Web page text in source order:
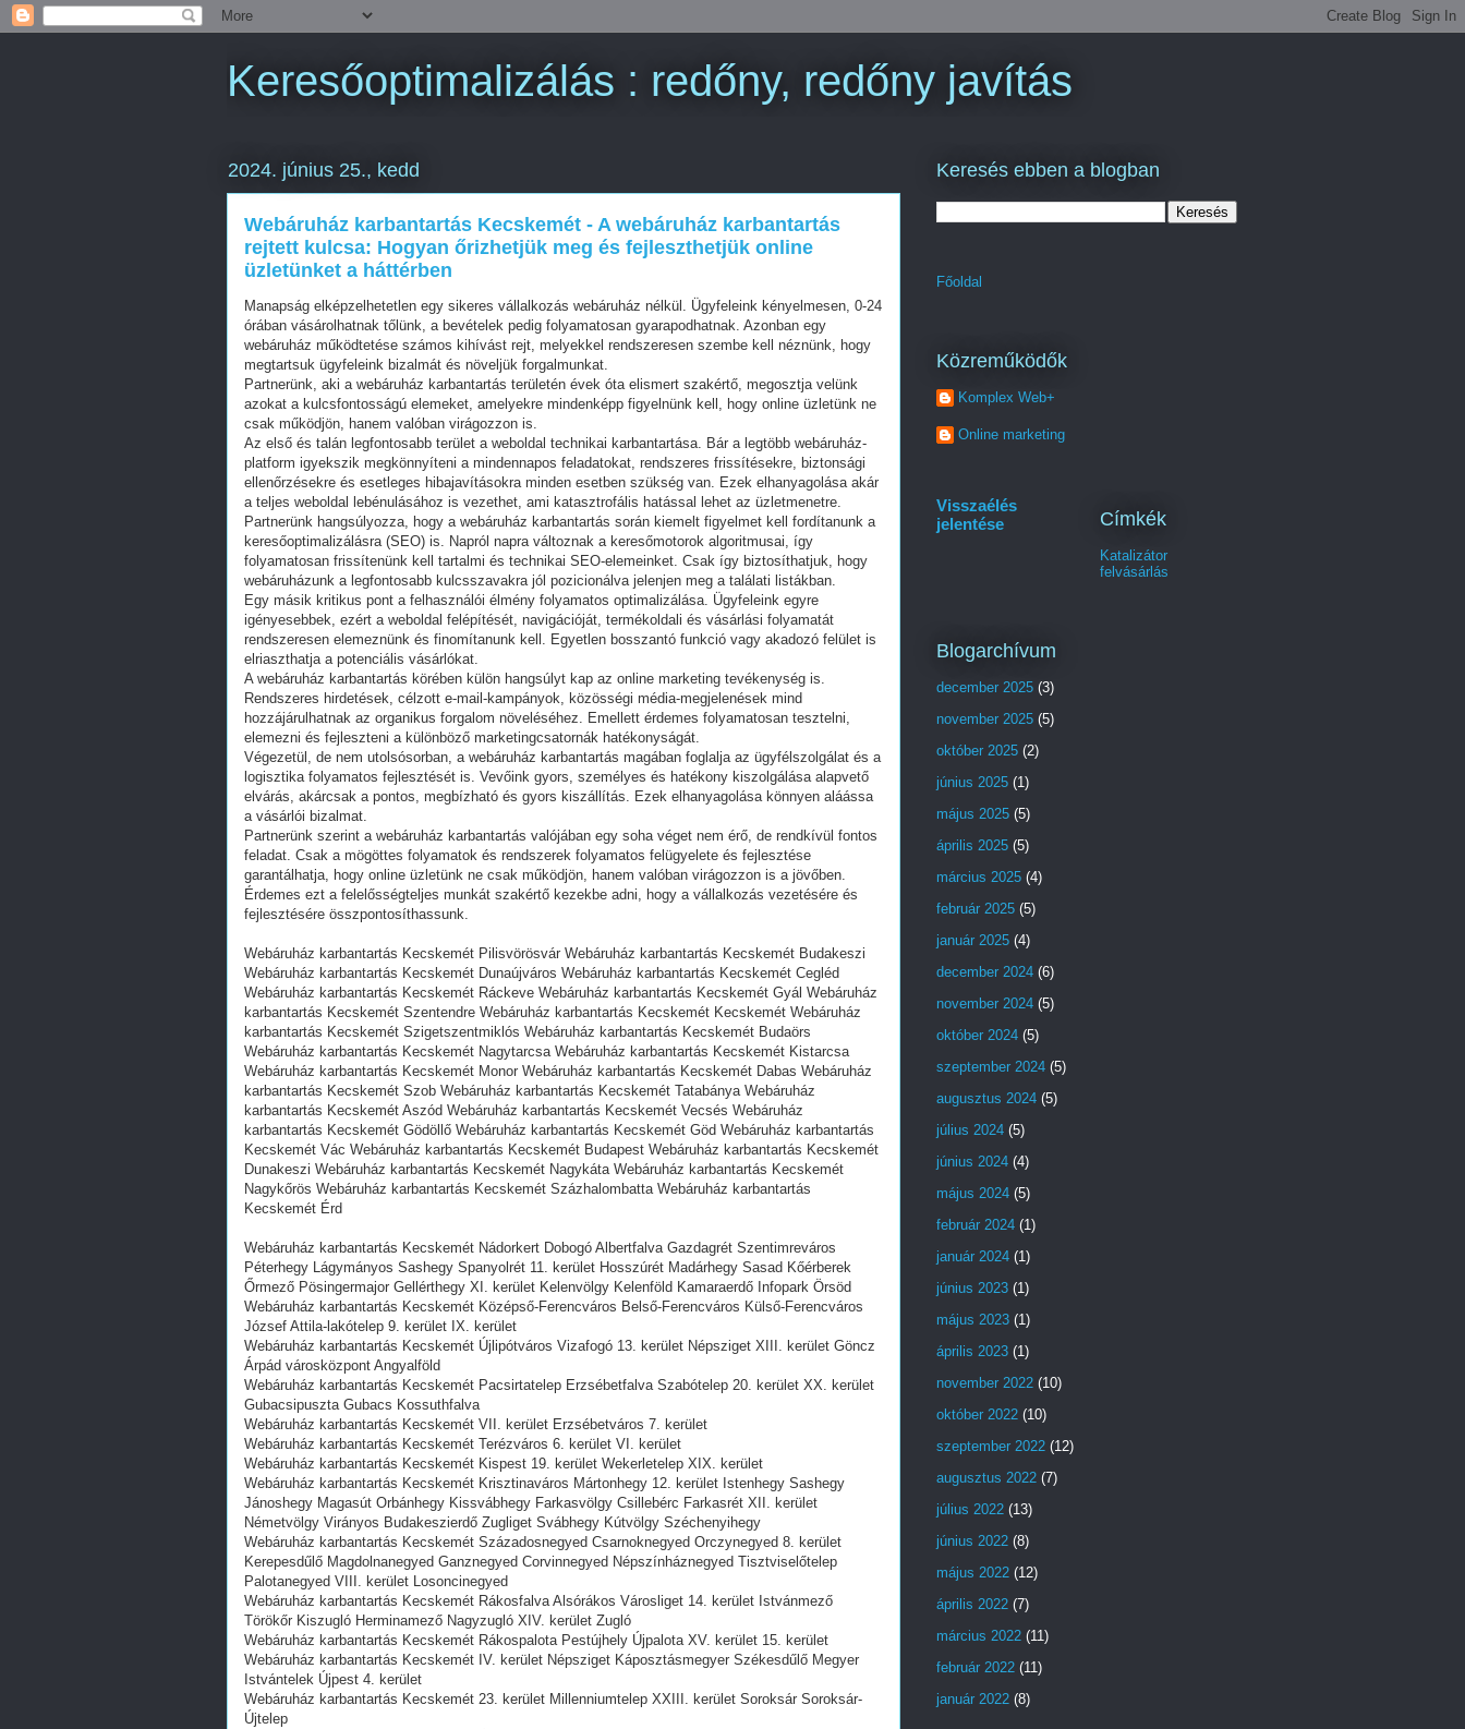
Keresőoptimalizálás : redőny, redőny javítás
2024. június 25., kedd
Webáruház karbantartás Kecskemét - A webáruház karbantartás
rejtett kulcsa: Hogyan őrizhetjük meg és fejleszthetjük online
üzletünket a háttérben
Manapság elképzelhetetlen egy sikeres vállalkozás webáruház nélkül. Ügyfeleink kényelmesen, 0-24
órában vásárolhatnak tőlünk, a bevételek pedig folyamatosan gyarapodhatnak. Azonban egy
webáruház működtetése számos kihívást rejt, melyekkel rendszeresen szembe kell néznünk, hogy
megtartsuk ügyfeleink bizalmát és növeljük forgalmunkat.
Partnerünk, aki a webáruház karbantartás területén évek óta elismert szakértő, megosztja velünk
azokat a kulcsfontosságú elemeket, amelyekre mindenképp figyelnünk kell, hogy online üzletünk ne
csak működjön, hanem valóban virágozzon is.
Az első és talán legfontosabb terület a weboldal technikai karbantartása. Bár a legtöbb webáruház-
platform igyekszik megkönnyíteni a mindennapos feladatokat, rendszeres frissítésekre, biztonsági
ellenőrzésekre és esetleges hibajavításokra minden esetben szükség van. Ezek elhanyagolása akár
a teljes weboldal lebénulásához is vezethet, ami katasztrofális hatással lehet az üzletmenetre.
Partnerünk hangsúlyozza, hogy a webáruház karbantartás során kiemelt figyelmet kell fordítanunk a
keresőoptimalizálásra (SEO) is. Napról napra változnak a keresőmotorok algoritmusai, így
folyamatosan frissítenünk kell tartalmi és technikai SEO-elemeinket. Csak így biztosíthatjuk, hogy
webáruházunk a legfontosabb kulcsszavakra jól pozicionálva jelenjen meg a találati listákban.
Egy másik kritikus pont a felhasználói élmény folyamatos optimalizálása. Ügyfeleink egyre
igényesebbek, ezért a weboldal felépítését, navigációját, termékoldali és vásárlási folyamatát
rendszeresen elemeznünk és finomítanunk kell. Egyetlen bosszantó funkció vagy akadozó felület is
elriaszthatja a potenciális vásárlókat.
A webáruház karbantartás körében külön hangsúlyt kap az online marketing tevékenység is.
Rendszeres hirdetések, célzott e-mail-kampányok, közösségi média-megjelenések mind
hozzájárulhatnak az organikus forgalom növeléséhez. Emellett érdemes folyamatosan tesztelni,
elemezni és fejleszteni a különböző marketingcsatornák hatékonyságát.
Végezetül, de nem utolsósorban, a webáruház karbantartás magában foglalja az ügyfélszolgálat és a
logisztika folyamatos fejlesztését is. Vevőink gyors, személyes és hatékony kiszolgálása alapvető
elvárás, akárcsak a pontos, megbízható és gyors kiszállítás. Ezek elhanyagolása könnyen aláássa
a vásárlói bizalmat.
Partnerünk szerint a webáruház karbantartás valójában egy soha véget nem érő, de rendkívül fontos
feladat. Csak a mögöttes folyamatok és rendszerek folyamatos felügyelete és fejlesztése
garantálhatja, hogy online üzletünk ne csak működjön, hanem valóban virágozzon is a jövőben.
Érdemes ezt a felelősségteljes munkát szakértő kezekbe adni, hogy a vállalkozás vezetésére és
fejlesztésére összpontosíthassunk.
Webáruház karbantartás Kecskemét Pilisvörösvár Webáruház karbantartás Kecskemét Budakeszi
Webáruház karbantartás Kecskemét Dunaújváros Webáruház karbantartás Kecskemét Cegléd
Webáruház karbantartás Kecskemét Ráckeve Webáruház karbantartás Kecskemét Gyál Webáruház
karbantartás Kecskemét Szentendre Webáruház karbantartás Kecskemét Kecskemét Webáruház
karbantartás Kecskemét Szigetszentmiklós Webáruház karbantartás Kecskemét Budaörs
Webáruház karbantartás Kecskemét Nagytarcsa Webáruház karbantartás Kecskemét Kistarcsa
Webáruház karbantartás Kecskemét Monor Webáruház karbantartás Kecskemét Dabas Webáruház
karbantartás Kecskemét Szob Webáruház karbantartás Kecskemét Tatabánya Webáruház
karbantartás Kecskemét Aszód Webáruház karbantartás Kecskemét Vecsés Webáruház
karbantartás Kecskemét Gödöllő Webáruház karbantartás Kecskemét Göd Webáruház karbantartás
Kecskemét Vác Webáruház karbantartás Kecskemét Budapest Webáruház karbantartás Kecskemét
Dunakeszi Webáruház karbantartás Kecskemét Nagykáta Webáruház karbantartás Kecskemét
Nagykőrös Webáruház karbantartás Kecskemét Százhalombatta Webáruház karbantartás
Kecskemét Érd
Webáruház karbantartás Kecskemét Nádorkert Dobogó Albertfalva Gazdagrét Szentimreváros
Péterhegy Lágymányos Sashegy Spanyolrét 11. kerület Hosszúrét Madárhegy Sasad Kőérberek
Őrmező Pösingermajor Gellérthegy XI. kerület Kelenvölgy Kelenföld Kamaraerdő Infopark Örsöd
Webáruház karbantartás Kecskemét Középső-Ferencváros Belső-Ferencváros Külső-Ferencváros
József Attila-lakótelep 9. kerület IX. kerület
Webáruház karbantartás Kecskemét Újlipótváros Vizafogó 13. kerület Népsziget XIII. kerület Göncz
Árpád városközpont Angyalföld
Webáruház karbantartás Kecskemét Pacsirtatelep Erzsébetfalva Szabótelep 20. kerület XX. kerület
Gubacsipuszta Gubacs Kossuthfalva
Webáruház karbantartás Kecskemét VII. kerület Erzsébetváros 7. kerület
Webáruház karbantartás Kecskemét Terézváros 6. kerület VI. kerület
Webáruház karbantartás Kecskemét Kispest 19. kerület Wekerletelep XIX. kerület
Webáruház karbantartás Kecskemét Krisztinaváros Mártonhegy 12. kerület Istenhegy Sashegy
Jánoshegy Magasút Orbánhegy Kissvábhegy Farkasvölgy Csillebérc Farkasrét XII. kerület
Németvölgy Virányos Budakeszierdő Zugliget Svábhegy Kútvölgy Széchenyihegy
Webáruház karbantartás Kecskemét Századosnegyed Csarnoknegyed Orczynegyed 8. kerület
Kerepesdűlő Magdolnanegyed Ganznegyed Corvinnegyed Népszínháznegyed Tisztviselőtelep
Palotanegyed VIII. kerület Losoncinegyed
Webáruház karbantartás Kecskemét Rákosfalva Alsórákos Városliget 14. kerület Istvánmező
Törökőr Kiszugló Herminamező Nagyzugló XIV. kerület Zugló
Webáruház karbantartás Kecskemét Rákospalota Pestújhely Újpalota XV. kerület 15. kerület
Webáruház karbantartás Kecskemét IV. kerület Népsziget Káposztásmegyer Székesdűlő Megyer
Istvántelek Újpest 4. kerület
Webáruház karbantartás Kecskemét 23. kerület Millenniumtelep XXIII. kerület Soroksár Soroksár-
Újtelep
Keresés ebben a blogban
Főoldal
Közreműködők
Komplex Web+
Online marketing
Visszaélés
jelentése
Címkék
Katalizátor
felvásárlás
Blogarchívum
december 2025 (3)
november 2025 (5)
október 2025 (2)
június 2025 (1)
május 2025 (5)
április 2025 (5)
március 2025 (4)
február 2025 (5)
január 2025 (4)
december 2024 (6)
november 2024 (5)
október 2024 (5)
szeptember 2024 (5)
augusztus 2024 (5)
július 2024 (5)
június 2024 (4)
május 2024 (5)
február 2024 (1)
január 2024 (1)
június 2023 (1)
május 2023 (1)
április 2023 (1)
november 2022 (10)
október 2022 (10)
szeptember 2022 (12)
augusztus 2022 (7)
július 2022 (13)
június 2022 (8)
május 2022 (12)
április 2022 (7)
március 2022 (11)
február 2022 (11)
január 2022 (8)